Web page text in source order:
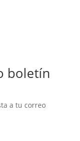
boletín
a tu correo